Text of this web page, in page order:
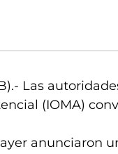
Las
(IOMA)
anunciaron